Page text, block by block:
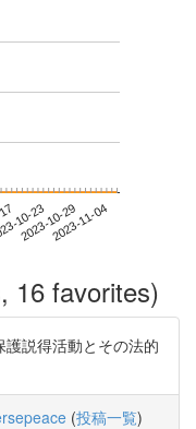
10-23
2023-10-292023-11-04
16 favorites)
説得活動とその法的
(投稿一覧)